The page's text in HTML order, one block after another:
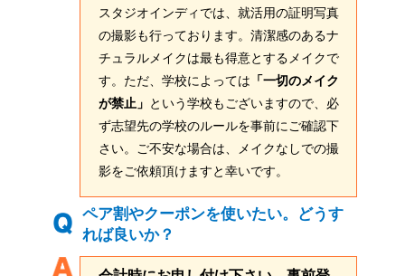
スタジオインディでは、就活用の証明写真
の撮影も行っております。清潔感のあるナ
チュラルメイクは最も得意とするメイクで
す。ただ、学校によっては 「一切のメイク
が禁止」 という学校もございますので、必
ず志望先の学校のルールを事前にご確認下
さい。ご不安な場合は、メイクなしでの撮
影をご依頼頂けますと幸いです。
ペア割やクーポンを使いたい。どうす
れば良いか？